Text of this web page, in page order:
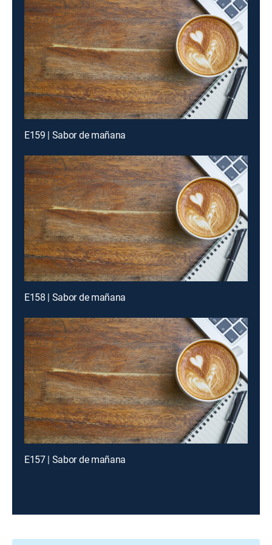
E159 | Sabor de mañana
E158 | Sabor de mañana
E157 | Sabor de mañana